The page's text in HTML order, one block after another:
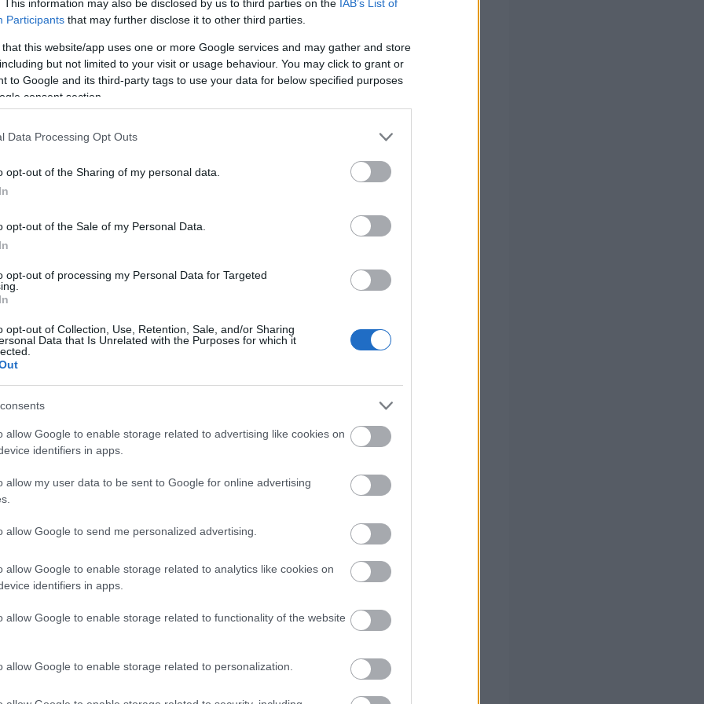
This information may also be disclosed by us to third parties on the IAB’s List of
Participants that may further disclose it to other third parties.
that this website/app uses one or more Google services and may gather and store
but not limited to your visit or usage behaviour. You may click to grant or
to Google and its third-party tags to use your data for below specified purposes
consent section.
Data Processing Opt Outs
opt-out of the Sharing of my personal data.
opt-out of the Sale of my Personal Data.
opt-out of processing my Personal Data for Targeted
opt-out of Collection, Use, Retention, Sale, and/or Sharing
Data that Is Unrelated with the Purposes for which it
allow Google to enable storage related to advertising like cookies on
identifiers in apps.
allow my user data to be sent to Google for online advertising
allow Google to send me personalized advertising.
allow Google to enable storage related to analytics like cookies on
identifiers in apps.
allow Google to enable storage related to functionality of the website
allow Google to enable storage related to personalization.
2025 με24του ίδιου μήνα.
χορηγείται από το πρώτο παιδί και το συνολικό ποσό καθορίζεται
ανέρχεται σε 70 ή 42 ή 28 ευρώ
για κάθε παιδί για το πρώτο
και για κάθε επόμενο παιδί, ανά μήνα.
Αγγλικών σε μόνο 2 ημέρες στα χέρια σας
η πιο Εύκολη Πιστοποίηση Υπολογιστών σε 2
όλες τις σημαντικές ειδήσεις.
το proson.gr στα αποτελέσματα αναζήτησης της Google
Ειδήσεις